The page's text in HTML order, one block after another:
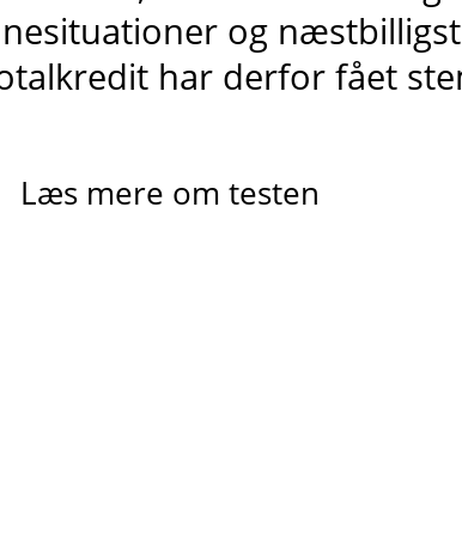
og næstbilligst
har derfor fået
Læs mere om testen